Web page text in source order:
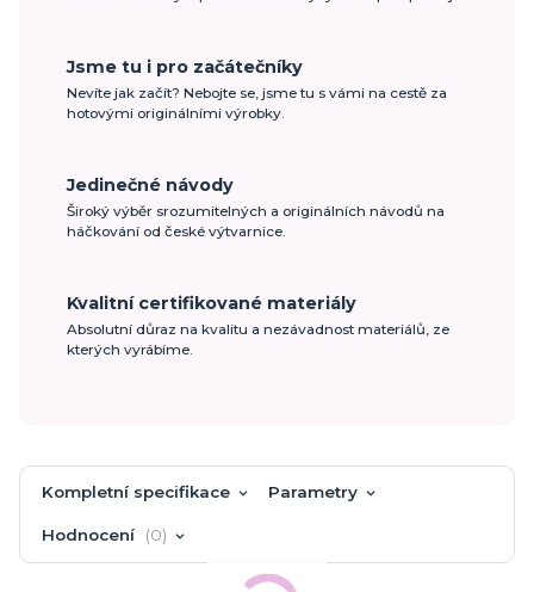
Jsme tu i pro začátečníky
Nevíte jak začít? Nebojte se, jsme tu s vámi na cestě za
hotovými originálními výrobky.
Jedinečné návody
Široký výběr srozumitelných a originálních návodů na
háčkování od české výtvarnice.
Kvalitní certifikované materiály
Absolutní důraz na kvalitu a nezávadnost materiálů, ze
kterých vyrábíme.
Kompletní specifikace Parametry
Hodnocení 0